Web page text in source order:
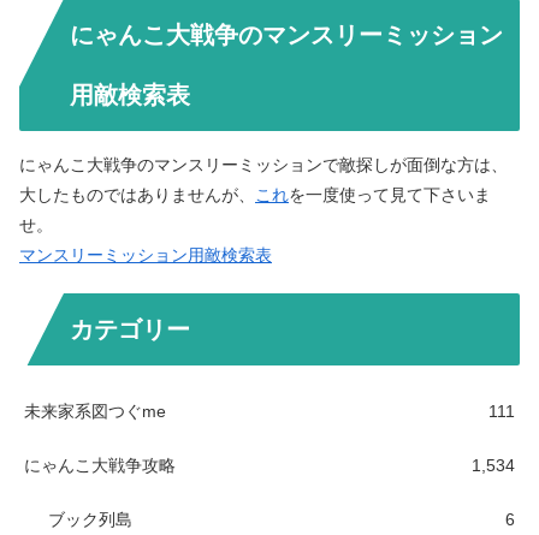
にゃんこ大戦争のマンスリーミッション
用敵検索表
にゃんこ大戦争のマンスリーミッションで敵探しが面倒な方は、
大したものではありませんが、
これを一度使って見て下さいま
せ。
マンスリーミッション用敵検索表
カテゴリー
未来家系図つぐme 111
にゃんこ大戦争攻略 1,534
ブック列島 6